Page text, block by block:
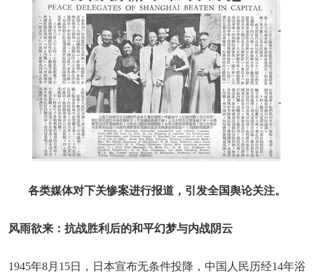
各类媒体对下关惨案进行报道，引发全国舆论关注。
风雨欲来：抗战胜利后的和平幻梦与内战阴云
1945年8月15日，日本宣布无条件投降，中国人民历经14年浴